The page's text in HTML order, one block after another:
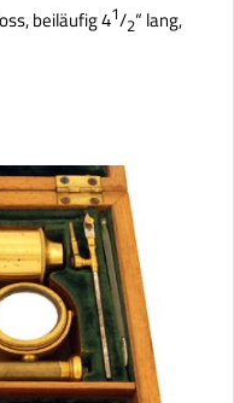
beiläufig 41/2“ lang,